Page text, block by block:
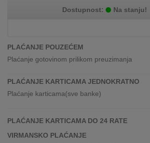
Dostupnost: Na stanju!
PLAĆANJE POUZEĆEM
Plaćanje gotovinom prilikom preuzimanja
PLAĆANJE KARTICAMA JEDNOKRATNO
Plaćanje karticama(sve banke)
PLAĆANJE KARTICAMA DO 24 RATE
VIRMANSKO PLAĆANJE